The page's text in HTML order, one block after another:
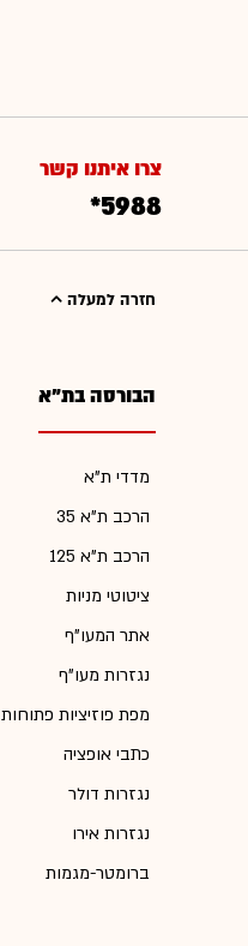
צרו איתנו קשר
*5988
חזרה למעלה
הבורסה בת"א
מדדי ת"א
הרכב ת"א 35
הרכב ת"א 125
ציטוטי מניות
אתר המעו"ף
נגזרות מעו"ף
מפת פוזיציות פתוחות
כתבי אופציה
נגזרות דולר
נגזרות אירו
ברומטר-מגמות